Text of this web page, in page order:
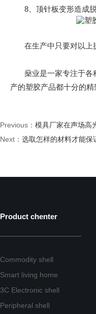
8、顶针板变形造成脱
在生产中只要对以上提
燊业是一家专注于各种
产的塑胶产品都十分的
Previous： 模具厂家在声场高
Next： 选取怎样的材料才能保
Product chenter
Commodity shell
Smart living home
3C Electronic shell
Peripheral shell